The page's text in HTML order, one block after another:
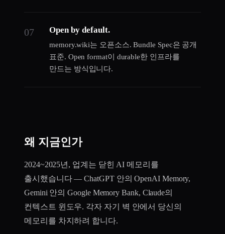
07 Open by default.
memory.wiki는 오픈소스. Bundle Spec은 공개
표준. Open format이 durable한 인프라를
만드는 방식입니다.
왜 지금인가
2024~2025년, 업계는 닫힌 AI 메모리를
출시했습니다 — ChatGPT 안의 OpenAI Memory,
Gemini 안의 Google Memory Bank, Claude의
컨텍스트 윈도우. 각자 자기 벽 안에서 당신의
메모리를 차지하려 합니다.